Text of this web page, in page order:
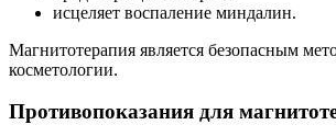
исцеляет воспаление миндалин.
Магнитотерапия является безопасным
косметологии.
Противопоказания для